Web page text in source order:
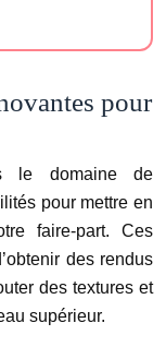
pour
le domaine de
pour mettre en
faire-part. Ces
des rendus
des textures et
supérieur.